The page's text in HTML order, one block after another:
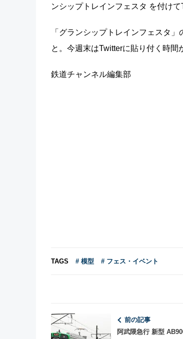
ンシップトレインフェスタ を付け
「グランシップトレインフェスタ
と。今週末はTwitterに貼り付く時間
鉄道チャンネル編集部
TAGS # 模型 # フェス・イベント
前の記事
阿武隈急行 新型